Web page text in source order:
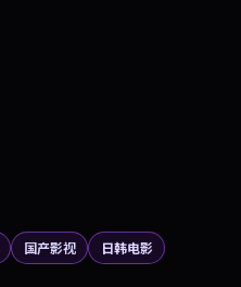
国产影视
日韩电影